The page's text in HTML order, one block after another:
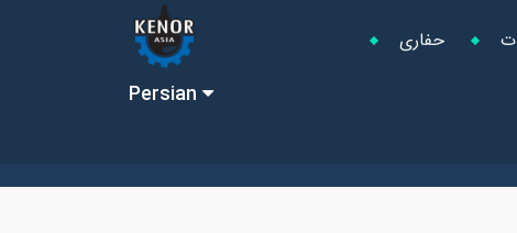
حفاری
Persian